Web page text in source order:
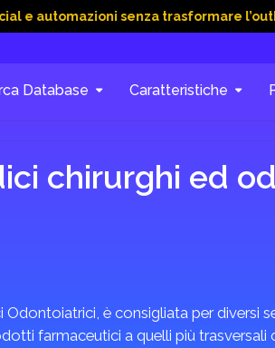
senza trasformare l’outbound in
Database Caratteristiche
chirurghi ed
è consigliata per diversi
farmaceutici a quelli più trasversali